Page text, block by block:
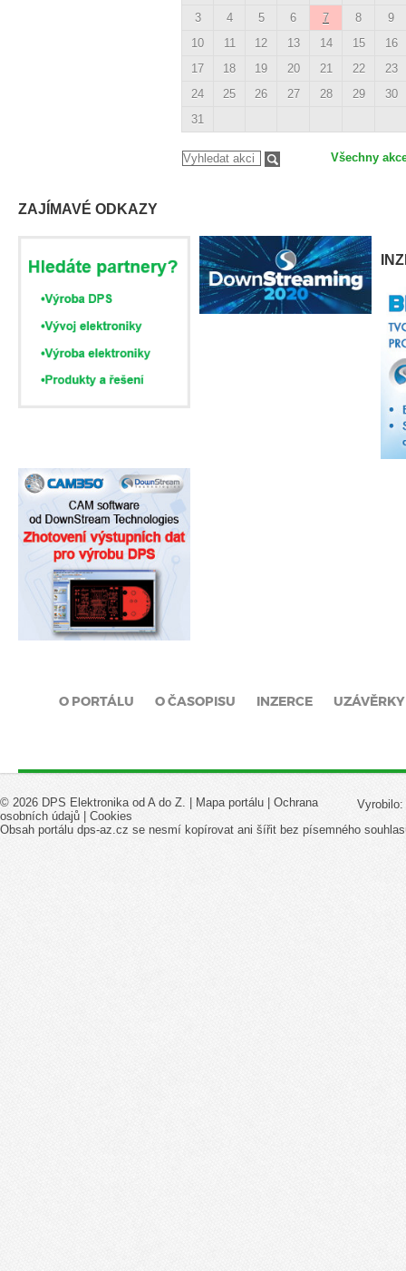
3
4 5 6 7 8
9
10
11 12 13 14 15
16
17
18 19 20 21 22
23
24
25 26 27 28 29
30
31
Všechny
ZAJÍMAVÉ ODKAZY
O PORTÁLU O ČASOPISU INZERCE UZÁVĚRKY
Vyrobilo:
© 2026 DPS Elektronika od A do Z. | Mapa portálu | Ochrana
osobních údajů | Cookies
Obsah portálu dps-az.cz se nesmí kopírovat ani šířit bez písemného